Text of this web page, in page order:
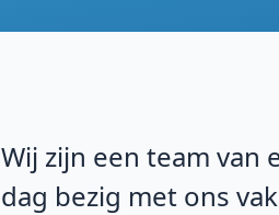
Wij zijn een team van
dag bezig met ons